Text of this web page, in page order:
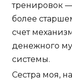
тренировок
более
счет
денежного
системы.
Сестра моя,